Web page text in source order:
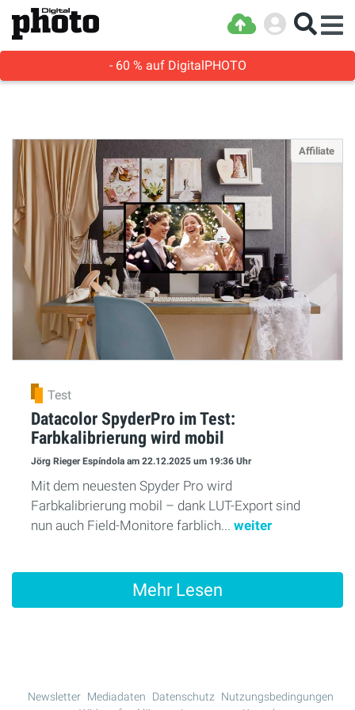
- 60 % auf DigitalPHOTO
Affiliate
Test
Datacolor SpyderPro im Test:
Farbkalibrierung wird mobil
Jörg Rieger Espíndola am 22.12.2025 um 19:36 Uhr
Mit dem neuesten Spyder Pro wird
Farbkalibrierung mobil – dank LUT-Export sind
nun auch Field-Monitore farblich... weiter
Mehr Lesen
Newsletter Mediadaten Datenschutz
Nutzungsbedingungen